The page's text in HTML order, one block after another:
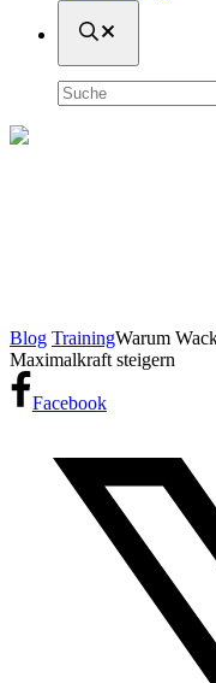
Suche
durchsuchen
Startseite
Blog TrainingWarum
Maximalkraft steigern
Facebook